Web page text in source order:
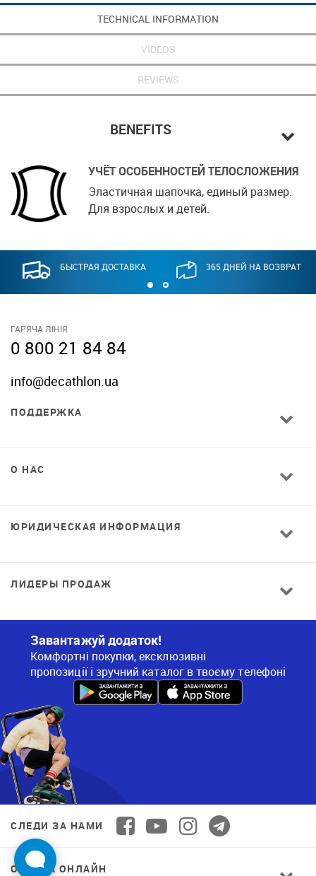
TECHNICAL INFORMATION
VIDEOS
REVIEWS
BENEFITS
УЧЁТ ОСОБЕННОСТЕЙ ТЕЛОСЛОЖЕНИЯ
Эластичная шапочка, единый размер.
Для взрослых и детей.
БЫСТРАЯ ДОСТАВКА 365 ДНЕЙ НА ВОЗВРАТ
ГАРЯЧА ЛІНІЯ
0 800 21 84 84
info@decathlon.ua
ПОДДЕРЖКА
О НАС
ЮРИДИЧЕСКАЯ ИНФОРМАЦИЯ
ЛИДЕРЫ ПРОДАЖ
Завантажуй додаток!
Комфортні покупки, ексклюзивні
пропозиції і зручний каталог в твоєму телефоні
СЛЕДИ ЗА НАМИ
ОПЛАТА ОНЛАЙН